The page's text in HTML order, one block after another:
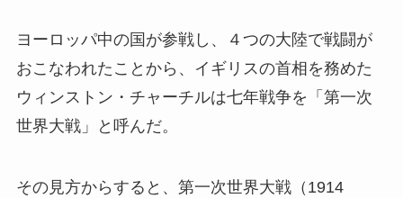
ヨーロッパ中の国が参戦し、４つの大陸で戦闘が
おこなわれたことから、イギリスの首相を務めた
ウィンストン・チャーチルは七年戦争を「第一次
世界大戦」と呼んだ。
その見方からすると、第一次世界大戦（1914